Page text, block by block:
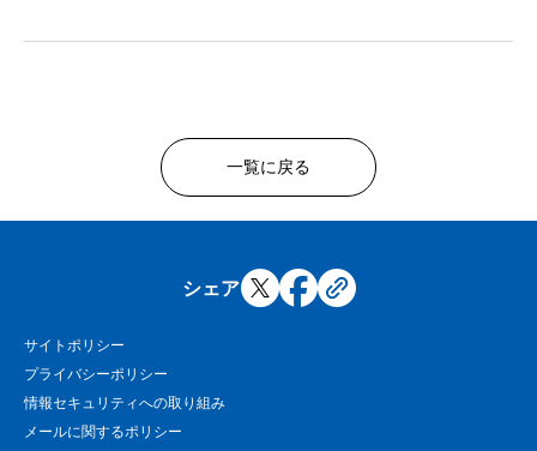
一覧に戻る
シェア
サイトポリシー
プライバシーポリシー
情報セキュリティへの取り組み
メールに関するポリシー